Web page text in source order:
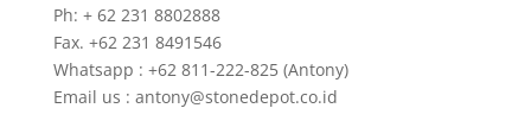
Ph: + 62 231 8802888
Fax. +62 231 8491546
Whatsapp : +62 811-222-825 (Antony)
Email us : antony@stonedepot.co.id